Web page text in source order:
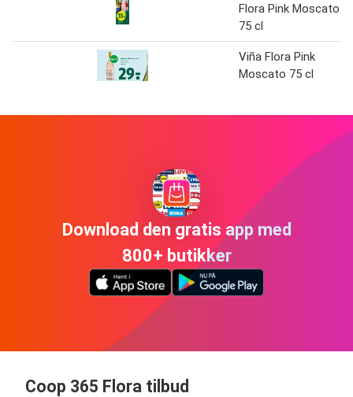
Flora Pink Moscato
75 cl
Viña Flora Pink
Moscato 75 cl
Download den gratis app med
800+ butikker
Coop 365 Flora tilbud